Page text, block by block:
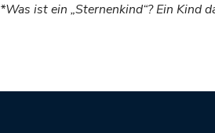
*Was ist ein „Sternenkind“? Ein Kind